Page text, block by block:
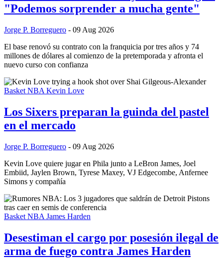
"Podemos sorprender a mucha gente"
Jorge P. Borreguero - 09 Aug 2026
El base renovó su contrato con la franquicia por tres años y 74
millones de dólares al comienzo de la pretemporada y afronta el
nuevo curso con confianza
Basket NBA Kevin Love
Los Sixers preparan la guinda del pastel
en el mercado
Jorge P. Borreguero - 09 Aug 2026
Kevin Love quiere jugar en Phila junto a LeBron James, Joel
Embiid, Jaylen Brown, Tyrese Maxey, VJ Edgecombe, Anfernee
Simons y compañía
Basket NBA James Harden
Desestiman el cargo por posesión ilegal de
arma de fuego contra James Harden